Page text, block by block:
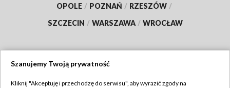
OPOLE / POZNAŃ / RZESZÓW /
SZCZECIN / WARSZAWA / WROCŁAW
Szanujemy Twoją prywatność
Kliknij "Akceptuję i przechodzę do serwisu", aby wyrazić zgody na